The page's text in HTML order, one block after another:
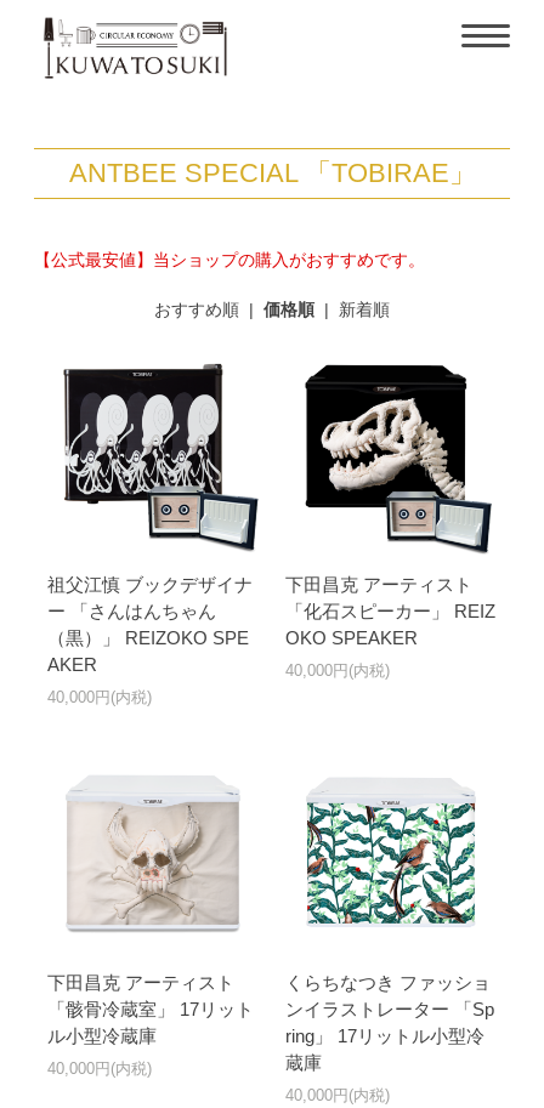
ANTBEE SPECIAL 「TOBIRAE」
【公式最安値】当ショップの購入がおすすめです。
おすすめ順 | 価格順 | 新着順
祖父江慎 ブックデザイナ
ー 「さんはんちゃん
（黒）」 REIZOKO SPE
AKER
40,000円(内税)
下田昌克 アーティスト
「化石スピーカー」 REIZ
OKO SPEAKER
40,000円(内税)
下田昌克 アーティスト
「骸骨冷蔵室」 17リット
ル小型冷蔵庫
40,000円(内税)
くらちなつき ファッショ
ンイラストレーター 「Sp
ring」 17リットル小型冷
蔵庫
40,000円(内税)